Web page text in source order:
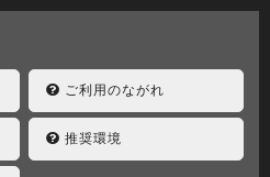
ご利用のながれ
推奨環境